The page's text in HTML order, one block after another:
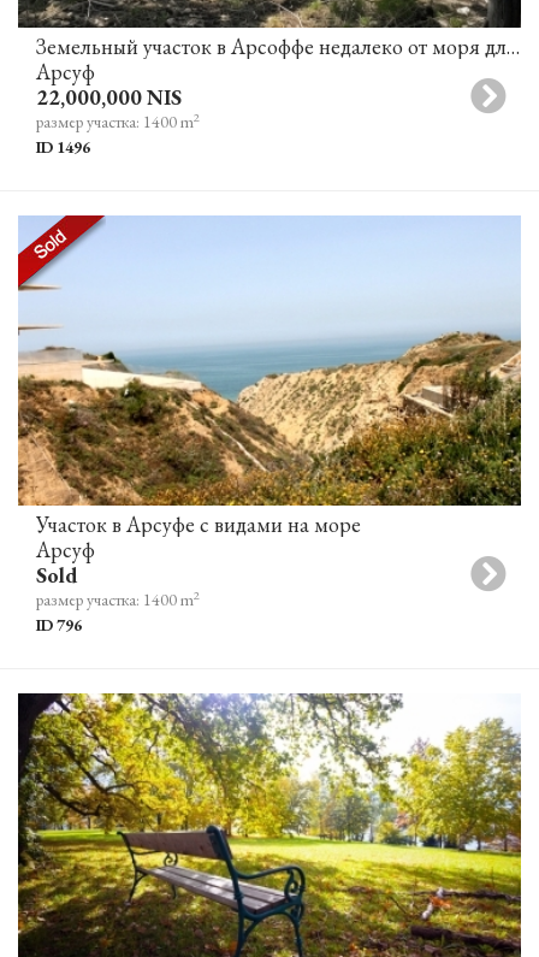
Земельный участок в Арсоффе недалеко от моря для строительства 2-х вилл (в процессе получения разрешения на строительство)
Арсуф
22,000,000 NIS
размер участка: 1400 m2
ID 1496
Участок в Арсуфе с видами на море
Арсуф
Sold
размер участка: 1400 m2
ID 796